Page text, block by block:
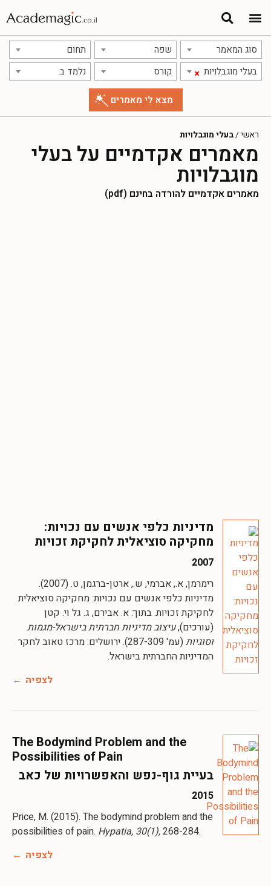
סוג המאמר שפה תחום
× בעלי מוגבלויות קורס נלמד ב:
ראשי /בעלי מוגבלויות
מאמרים אקדמיים על בעלי
מוגבלויות
מאמרים אקדמיים להורדה בחינם (pdf)
מדיניות כלפי אנשים עם נכויות:
מחקיקה סוציאלית לחקיקת זכויות
2007
רימרמן, א., אברמי, ש., ארטן-ברגמן, ט. (2007).
מדיניות כלפי אנשים עם נכויות: מחקיקה סוציאלית
לחקיקת זכויות. בתוך: א. אבירם, ג. גל וי. קטן
(עורכים),עיצוב מדיניות חברתית בישראל-מגמות
וסוגיות
(עמ' 287-309). ירושלים: מרכז טאוב לחקר
המדיניות החברתית בישראל.
לצפיה
The Bodymind Problem and the
Possibilities of Pain
בעיית גוף-נפש והאפשרויות של כאב
2015
Price, M. (2015). The bodymind problem and the
possibilities of pain. Hypatia, 30(1),268-284.
לצפיה